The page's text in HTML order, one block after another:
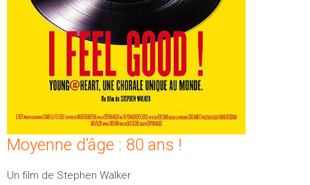
Moyenne d’âge : 80 ans !
Un film de Stephen Walker